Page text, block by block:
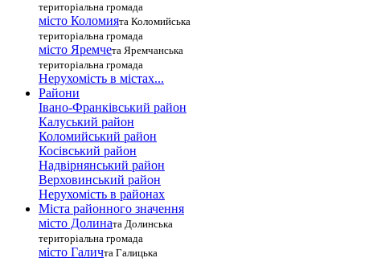
територіальна громада
місто Коломията Коломийська
територіальна громада
місто Яремчета Яремчанська
територіальна громада
Нерухомість в містах...
Райони
Івано-Франківський район
Калуський район
Коломийський район
Косівський район
Надвірнянський район
Верховинський район
Нерухомість в районах
Міста районного значення
місто Долината Долинська
територіальна громада
місто Галичта Галицька